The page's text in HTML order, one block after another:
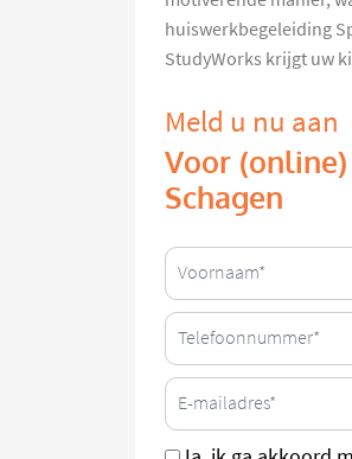
huiswerkbegeleiding
StudyWorks krijgt uw
Meld u nu aan
Voor
Schagen